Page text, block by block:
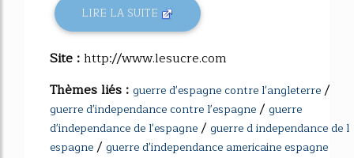
LIRE LA SUITE
Site :http://www.lesucre.com
Thèmes liés : guerre d'espagne contre l'angleterre/
guerre d'independance contre l'espagne/ guerre
d'independance de l'espagne/ guerre d independance de l
espagne/ guerre d'independance americaine espagne